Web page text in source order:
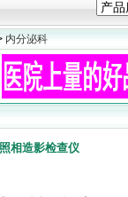
内分泌科
相造影检查仪